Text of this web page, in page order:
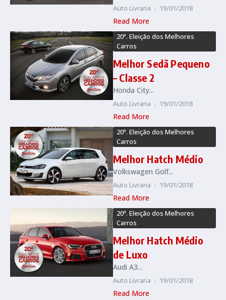
Auto Livraria 19/01/2018
Read More
20ª. Eleição dos Melhores
Carros
Melhor Sedã Pequeno
– Classe 2
Honda City...
Auto Livraria 19/01/2018
Read More
20ª. Eleição dos Melhores
Carros
Melhor Hatch Médio
Volkswagen Golf...
Auto Livraria 19/01/2018
Read More
20ª. Eleição dos Melhores
Carros
Melhor Hatch Médio
de Luxo
Audi A3...
Auto Livraria 19/01/2018
Read More